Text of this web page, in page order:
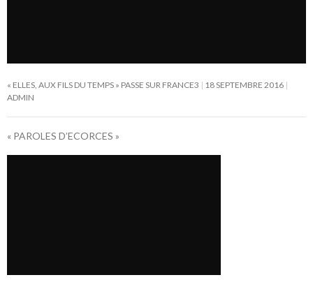
« ELLES, AUX FILS DU TEMPS » PASSE SUR FRANCE3
18 SEPTEMBRE 2016
ADMIN
« PAROLES D’ECORCES »